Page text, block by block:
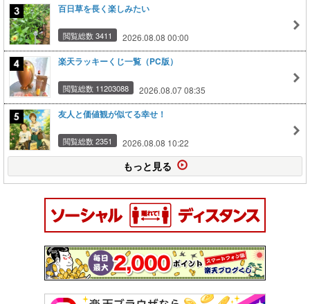
百日草を長く楽しみたい
閲覧総数 3411 2026.08.08 00:00
楽天ラッキーくじ一覧（PC版）
閲覧総数 11203088 2026.08.07 08:35
友人と価値観が似てる幸せ！
閲覧総数 2351 2026.08.08 10:22
もっと見る